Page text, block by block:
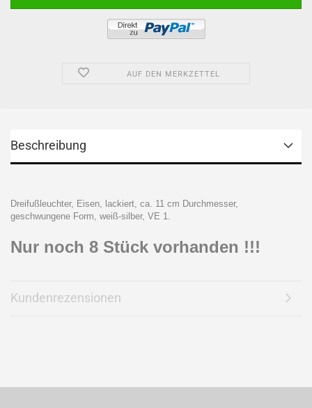
AUF DEN MERKZETTEL
Beschreibung
Dreifußleuchter, Eisen, lackiert, ca. 11 cm Durchmesser,
geschwungene Form, weiß-silber, VE 1.
Nur noch 8 Stück vorhanden !!!
Kundenrezensionen